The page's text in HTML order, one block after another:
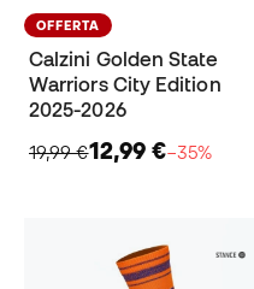
OFFERTA
Calzini Golden State
Warriors City Edition
2025-2026
19,99 €12,99 €−35%